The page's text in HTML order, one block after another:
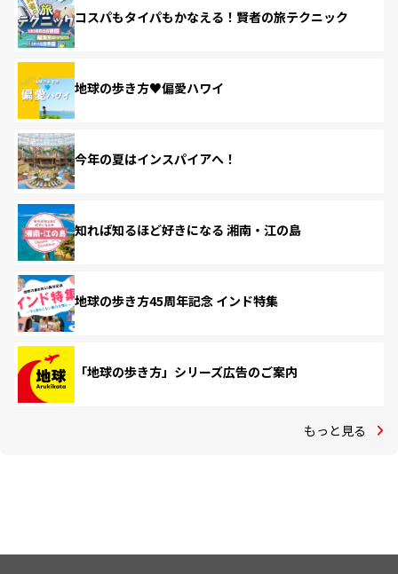
コスパもタイパもかなえる！賢者の旅テクニック
地球の歩き方♥偏愛ハワイ
今年の夏はインスパイアへ！
知れば知るほど好きになる 湘南・江の島
地球の歩き方45周年記念 インド特集
「地球の歩き方」シリーズ広告のご案内
もっと見る